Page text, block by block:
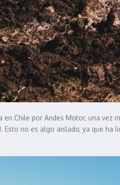
en Chile por Andes Motor, una
Esto no es algo aislado, ya que